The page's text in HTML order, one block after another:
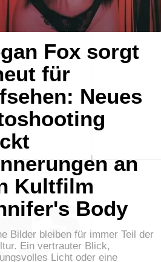
Fox sorgt
für
Neues
an
Kultfilm
Body
Bilder bleiben für immer Teil der
Ein vertrauter Blick,
Licht oder eine